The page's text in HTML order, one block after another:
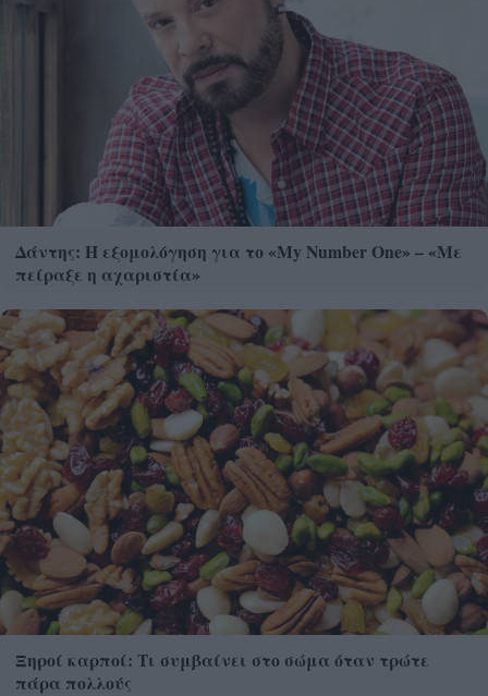
Δάντης: Η εξομολόγηση για το «My Number One» – «Με
πείραξε η αχαριστία»
Ξηροί καρποί: Τι συμβαίνει στο σώμα όταν τρώτε
πάρα πολλούς